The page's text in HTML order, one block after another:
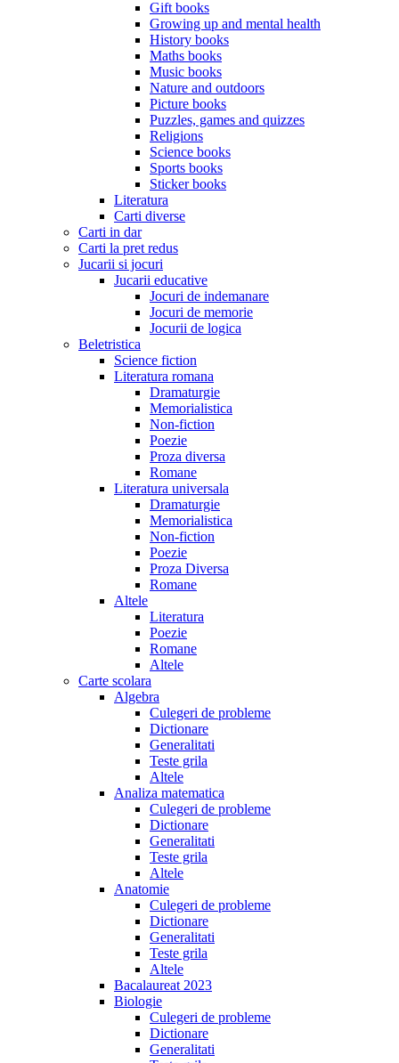
Gift books
Growing up and mental health
History books
Maths books
Music books
Nature and outdoors
Picture books
Puzzles, games and quizzes
Religions
Science books
Sports books
Sticker books
Literatura
Carti diverse
Carti in dar
Carti la pret redus
Jucarii si jocuri
Jucarii educative
Jocuri de indemanare
Jocuri de memorie
Jocurii de logica
Beletristica
Science fiction
Literatura romana
Dramaturgie
Memorialistica
Non-fiction
Poezie
Proza diversa
Romane
Literatura universala
Dramaturgie
Memorialistica
Non-fiction
Poezie
Proza Diversa
Romane
Altele
Literatura
Poezie
Romane
Altele
Carte scolara
Algebra
Culegeri de probleme
Dictionare
Generalitati
Teste grila
Altele
Analiza matematica
Culegeri de probleme
Dictionare
Generalitati
Teste grila
Altele
Anatomie
Culegeri de probleme
Dictionare
Generalitati
Teste grila
Altele
Bacalaureat 2023
Biologie
Culegeri de probleme
Dictionare
Generalitati